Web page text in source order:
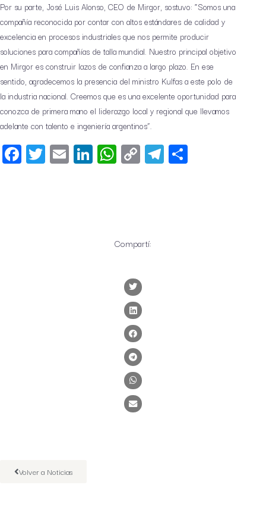
Por su parte, José Luis Alonso, CEO de Mirgor, sostuvo: “Somos una
compañía reconocida por contar con altos estándares de calidad y
excelencia en procesos industriales que nos permite producir
soluciones para compañías de talla mundial. Nuestro principal objetivo
en Mirgor es construir lazos de confianza a largo plazo. En ese
sentido, agradecemos la presencia del ministro Kulfas a este polo de
la industria nacional. Creemos que es una excelente oportunidad para
conozca de primera mano el liderazgo local y regional que llevamos
adelante con talento e ingeniería argentinos”.
Facebook
Twitter
EmailLinkedIn
WhatsApp
CopyTelegram
Compartí:
Volver a Noticias